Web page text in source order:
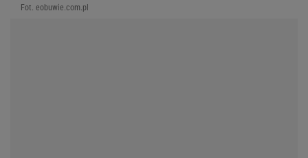
Fot. eobuwie.com.pl